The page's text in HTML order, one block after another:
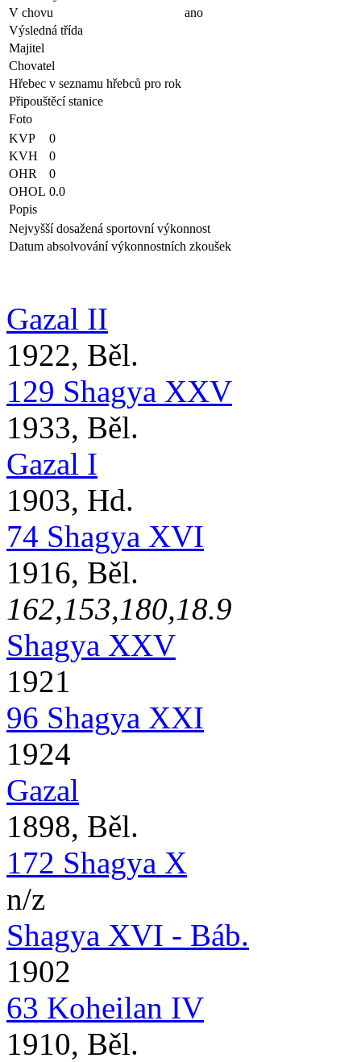
V chovu
ano
Výsledná třída
Majitel
Chovatel
Hřebec v seznamu hřebců pro rok
Připouštěcí stanice
Foto
KVP
0
KVH
0
OHR
0
OHOL 0.0
Popis
Nejvyšší dosažená sportovní výkonnost
Datum absolvování výkonnostních zkoušek
Gazal II
1922, Běl.
129 Shagya XXV
1933, Běl.
Gazal I
1903, Hd.
74 Shagya XVI
1916, Běl.
162,153,180,18.9
Shagya XXV
1921
96 Shagya XXI
1924
Gazal
1898, Běl.
172 Shagya X
n/z
Shagya XVI - Báb.
1902
63 Koheilan IV
1910, Běl.